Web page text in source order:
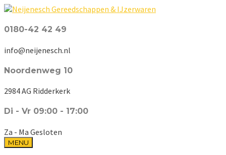
0180-42 42 49
info@neijenesch.nl
Noordenweg 10
2984 AG Ridderkerk
Di - Vr 09:00 - 17:00
Za - Ma Gesloten
MENU